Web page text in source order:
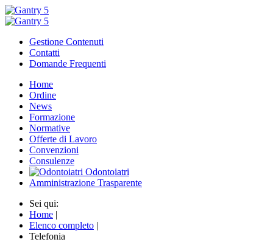
Gestione Contenuti
Contatti
Domande Frequenti
Home
Ordine
News
Formazione
Normative
Offerte di Lavoro
Convenzioni
Consulenze
Odontoiatri
Amministrazione Trasparente
Sei qui:
Home |
Elenco completo |
Telefonia